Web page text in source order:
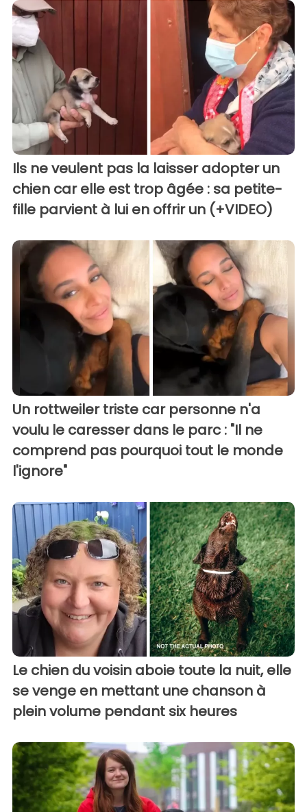
Ils ne veulent pas la laisser adopter un
chien car elle est trop âgée : sa petite-
fille parvient à lui en offrir un (+VIDEO)
Un rottweiler triste car personne n'a
voulu le caresser dans le parc : "Il ne
comprend pas pourquoi tout le monde
l'ignore"
Le chien du voisin aboie toute la nuit, elle
se venge en mettant une chanson à
plein volume pendant six heures